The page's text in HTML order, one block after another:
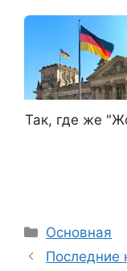
Так, где же
Рубрики
Основная
Последние